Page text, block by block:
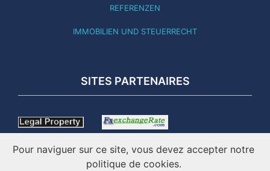
REFERENZEN
IMMOBILIEN UND STEUERRECHT
SITES PARTENAIRES
Pour naviguer sur ce site, vous devez accepter notre
politique de cookies.